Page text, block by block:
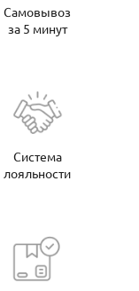
Самовывоз
за 5 минут
Система
лояльности